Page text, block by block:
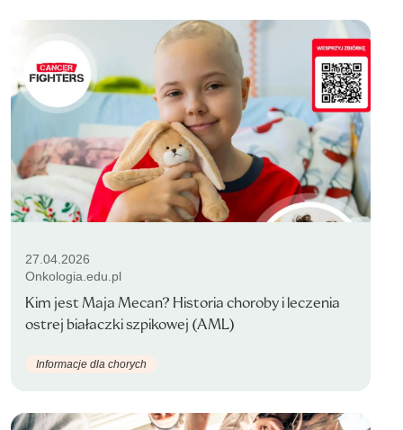
27.04.2026
Onkologia.edu.pl
Kim jest Maja Mecan? Historia choroby i leczenia
ostrej białaczki szpikowej (AML)
Informacje dla chorych